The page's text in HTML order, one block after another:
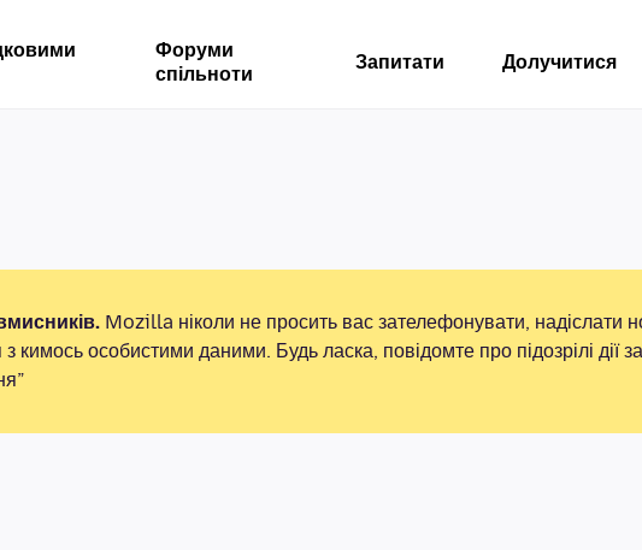
Форуми
спільноти
Запитати Долучитися
Mozilla ніколи не просить вас зателефонувати, надіслати
з кимось особистими даними. Будь ласка, повідомте про підозрілі